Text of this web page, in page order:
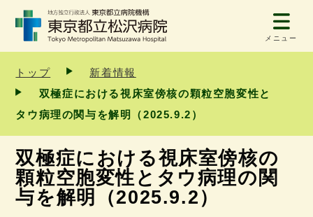
メニュー
トップ
新着情報
双極症における視床室傍核の顆粒空胞変性と
タウ病理の関与を解明（2025.9.2）
双極症における視床室傍核の
顆粒空胞変性とタウ病理の関
与を解明（2025.9.2）